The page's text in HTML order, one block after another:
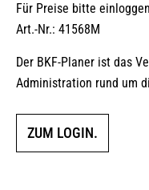
Für Preise bitte einloggen
Art.-Nr.: 41568M
Der BKF-Planer ist das
Administration rund um
ZUM LOGIN.